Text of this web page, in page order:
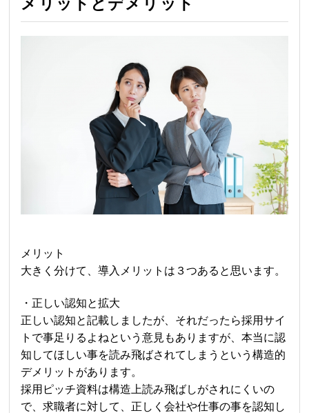
メリットとデメリット
メリット
大きく分けて、導入メリットは３つあると思います。
・正しい認知と拡大
正しい認知と記載しましたが、それだったら採用サイ
トで事足りるよねという意見もありますが、本当に認
知してほしい事を読み飛ばされてしまうという構造的
デメリットがあります。
採用ピッチ資料は構造上読み飛ばしがされにくいの
で、求職者に対して、正しく会社や仕事の事を認知し